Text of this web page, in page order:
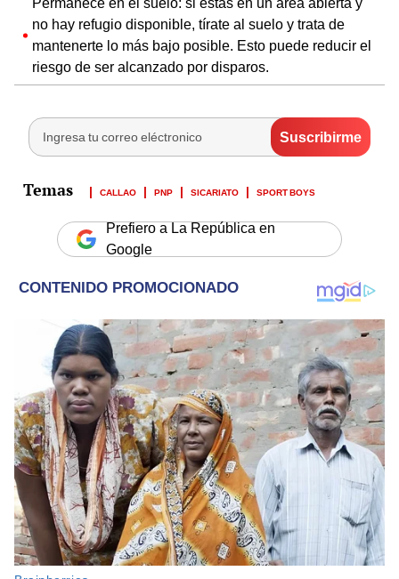
Permanece en el suelo: si estás en un área abierta y
no hay refugio disponible, tírate al suelo y trata de
mantenerte lo más bajo posible. Esto puede reducir el
riesgo de ser alcanzado por disparos.
CALLAO PNP SICARIATO SPORT BOYS
Prefiero a La República en
Google